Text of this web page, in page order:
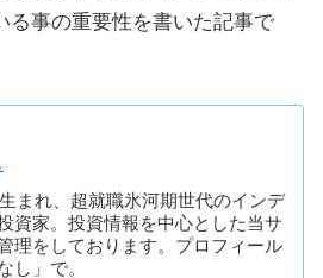
る事の重要性を書いた記事で
まれ、超就職氷河期世代のインデ
資家。投資情報を中心とした当サ
理をしております。プロフィール
し」で。